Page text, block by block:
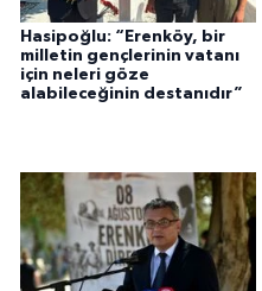
Hasipoğlu: “Erenköy, bir
milletin gençlerinin vatanı
için neleri göze
alabileceğinin destanıdır”